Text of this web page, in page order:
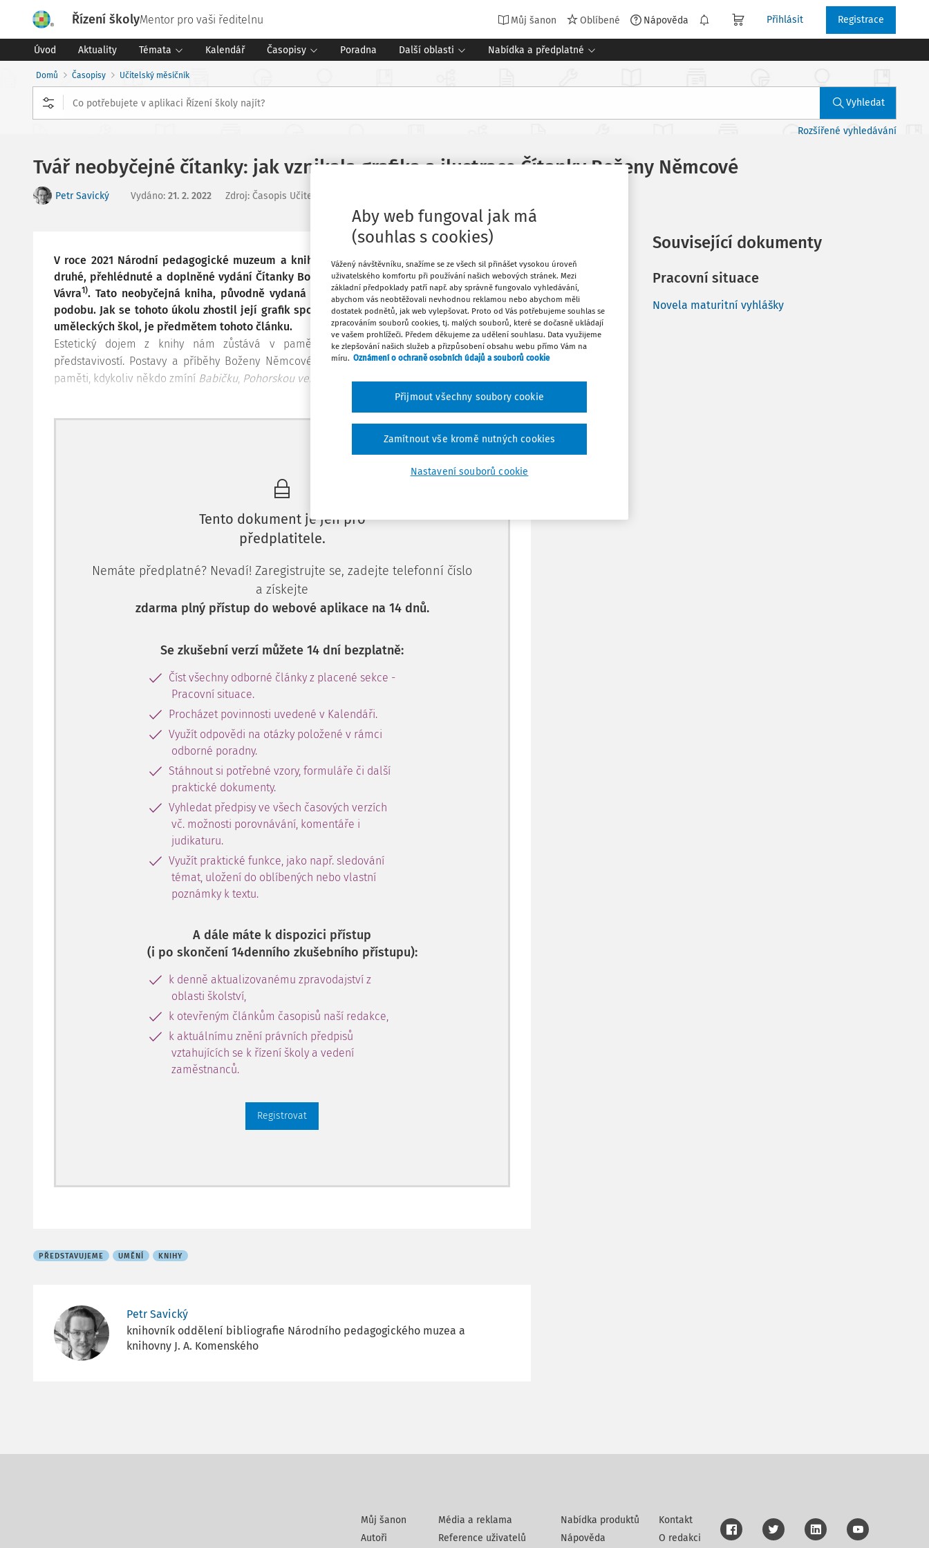
Řízení školyMentor pro vaši ředitelnu Můj šanon Oblíbené Nápověda Přihlásit Registrace
Úvod Aktuality Témata Kalendář Časopisy Poradna Další oblasti Nabídka a předplatné
Domů Časopisy Učitelský měsíčník
Vyhledat
Rozšířené vyhledávání
Tvář neobyčejné čítanky: jak vznikala grafika a ilustrace Čítanky Boženy Němcové
Petr Savický Vydáno: 21. 2. 2022 Zdroj: Časopis Učitelský měsíčník
V roce 2021 Národní pedagogické muzeum a knihovna J. A. Komenského (NPMK) vydalo
druhé, přehlédnuté a doplněné vydání Čítanky Boženy Němcové, kterou sestavil Vincenc
Vávra1). Tato neobyčejná kniha, původně vydaná roku 1911, vyžadovala novou grafickou
podobu. Jak se tohoto úkolu zhostil její grafik spolu s mladými ilustrátory ze základních
uměleckých škol, je předmětem tohoto článku.
Estetický dojem z knihy nám zůstává v paměti „ilustrovaný“ zejména naší vlastní
představivostí. Postavy a příběhy Boženy Němcové ožívají při prvním čtení a vyvstávají v
paměti, kdykoliv někdo zmíní Babičku, Pohorskou vesnici neboPan
Máte předplatné? Přihlaste se.
Tento dokument je jen pro
předplatitele.
Nemáte předplatné? Nevadí! Zaregistrujte se, zadejte telefonní číslo
a získejte
zdarma plný přístup do webové aplikace na 14 dnů.
Se zkušební verzí můžete 14 dní bezplatně:
Číst všechny odborné články z placené sekce -
Pracovní situace.
Procházet povinnosti uvedené v Kalendáři.
Využít odpovědi na otázky položené v rámci
odborné poradny.
Stáhnout si potřebné vzory, formuláře či další
praktické dokumenty.
Vyhledat předpisy ve všech časových verzích
vč. možnosti porovnávání, komentáře i
judikaturu.
Využít praktické funkce, jako např. sledování
témat, uložení do oblíbených nebo vlastní
poznámky k textu.
A dále máte k dispozici přístup
(i po skončení 14denního zkušebního přístupu):
k denně aktualizovanému zpravodajství z
oblasti školství,
k otevřeným článkům časopisů naší redakce,
k aktuálnímu znění právních předpisů
vztahujících se k řízení školy a vedení
zaměstnanců.
Registrovat
PŘEDSTAVUJEME UMĚNÍ KNIHY
Petr Savický
knihovník oddělení bibliografie Národního pedagogického muzea a
knihovny J. A. Komenského
Oblíbené
Stáhnout
Tisknout
Sdílet
Poznámka
Související dokumenty
Pracovní situace
Novela maturitní vyhlášky
Můj šanon
Autoři
Média a reklama
Reference uživatelů
Nabídka produktů
Nápověda
Kontakt
O redakci
Aby web fungoval jak má
(souhlas s cookies)
Vážený návštěvníku, snažíme se ze všech sil přinášet vysokou úroveň
uživatelského komfortu při používání našich webových stránek. Mezi
základní předpoklady patří např. aby správně fungovalo vyhledávání,
abychom vás neobtěžovali nevhodnou reklamou nebo abychom měli
dostatek podnětů, jak web vylepšovat. Proto od Vás potřebujeme souhlas se
zpracováním souborů cookies, tj. malých souborů, které se dočasně ukládají
ve vašem prohlížeči. Předem děkujeme za udělení souhlasu. Data využijeme
ke zlepšování našich služeb a přizpůsobení obsahu webu přímo Vám na
míru. Oznámení o ochraně osobních údajů a souborů cookie
Nastavení souborů cookie
Zamítnout vše kromě nutných cookies
Přijmout všechny soubory cookie